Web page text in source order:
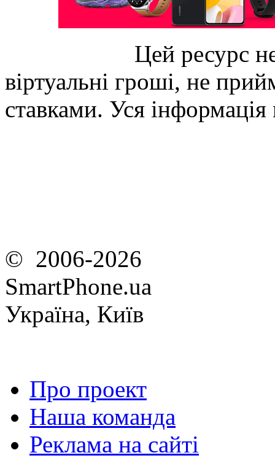
Цей ресурс
віртуальні гроші, не
ставками. Уся
© 2006-2026
SmartPhone.ua
Україна, Київ
Про проект
Наша команда
Реклама на сайті